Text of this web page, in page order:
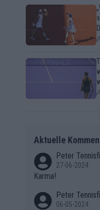
Aktuelle
Peter
27-06-2024
Karma!
Peter
06-05-2024